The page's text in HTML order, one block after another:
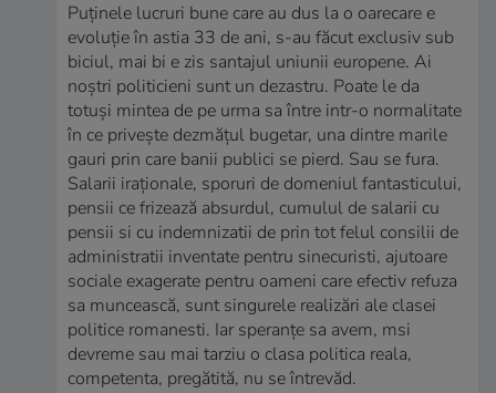
Puținele lucruri bune care au dus la o oarecare e
evoluție în astia 33 de ani, s-au făcut exclusiv sub
biciul, mai bi e zis santajul uniunii europene. Ai
noștri politicieni sunt un dezastru. Poate le da
totuși mintea de pe urma sa între intr-o normalitate
în ce privește dezmățul bugetar, una dintre marile
gauri prin care banii publici se pierd. Sau se fura.
Salarii iraționale, sporuri de domeniul fantasticului,
pensii ce frizează absurdul, cumulul de salarii cu
pensii si cu indemnizatii de prin tot felul consilii de
administratii inventate pentru sinecuristi, ajutoare
sociale exagerate pentru oameni care efectiv refuza
sa muncească, sunt singurele realizări ale clasei
politice romanesti. Iar speranțe sa avem, msi
devreme sau mai tarziu o clasa politica reala,
competenta, pregătită, nu se întrevăd.